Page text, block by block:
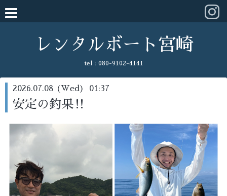
レンタルボート宮崎
tel : 080-9102-4141
2026.07.08 (Wed) 01:37
安定の釣果‼️